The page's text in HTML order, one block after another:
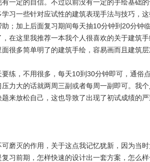
一定的自信。不过以前没有一定的手绘基础
习一些针对应试性的建筑表现手法与技巧，
；加上后面复习期间每天抽10分钟到20分钟
，在这里我推荐一本我个人很喜欢的关于建
很多简单明了的建筑手绘，容易画而且建筑
练，不用很多，每天10到30分钟即可，通俗
力大的话就两周三副或者每周一副即可。我
来放松自己，这也导致了出现了初试成绩的
磨灭的作用，关于这点我记忆犹新，因为当
习前期，怎样快速的设计出一套方案，怎么